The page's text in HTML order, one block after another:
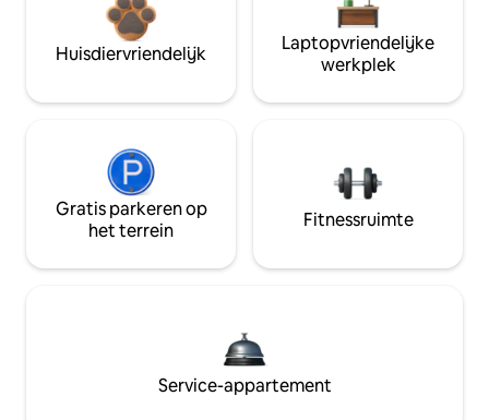
Huisdiervriendelijk
Laptopvriendelijke
werkplek
Gratis parkeren op
het terrein
Fitnessruimte
Service-appartement